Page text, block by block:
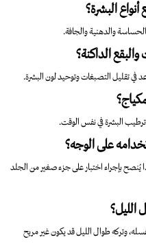
البشرة؟
والدهنية والجافة.
الداكنة؟
تقليل التصبغات وتوحيد لون البشرة.
البشرة في نفس الوقت.
على الوجه؟
بإجراء اختبار على جزء صغير من الجلد
الليل؟
الوجه لمدة 15-20 دقيقة ثم غسله، وتركه طوال الليل قد يكون غير مريح